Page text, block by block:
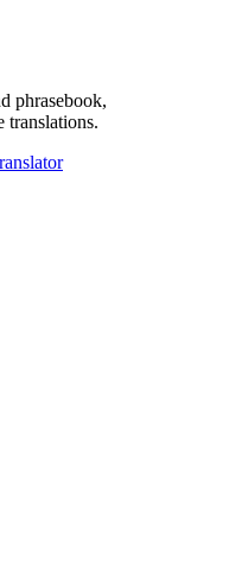
phrasebook,
translations.